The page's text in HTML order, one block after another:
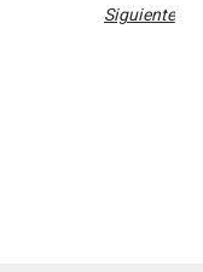
Siguiente